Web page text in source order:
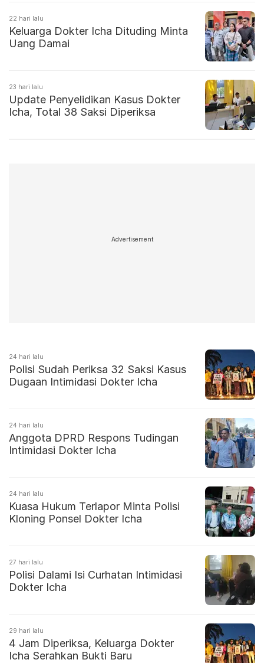
22 hari lalu
Keluarga Dokter Icha Dituding Minta
Uang Damai
23 hari lalu
Update Penyelidikan Kasus Dokter
Icha, Total 38 Saksi Diperiksa
Advertisement
24 hari lalu
Polisi Sudah Periksa 32 Saksi Kasus
Dugaan Intimidasi Dokter Icha
24 hari lalu
Anggota DPRD Respons Tudingan
Intimidasi Dokter Icha
24 hari lalu
Kuasa Hukum Terlapor Minta Polisi
Kloning Ponsel Dokter Icha
27 hari lalu
Polisi Dalami Isi Curhatan Intimidasi
Dokter Icha
29 hari lalu
4 Jam Diperiksa, Keluarga Dokter
Icha Serahkan Bukti Baru